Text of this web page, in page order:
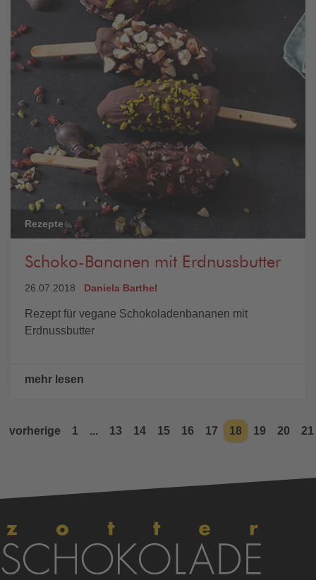
Rezepte
Schoko-Bananen mit Erdnussbutter
26.07.2018 Daniela Barthel
Rezept für vegane Schokoladenbananen mit
Erdnussbutter
mehr lesen
vorherige 1 ... 13 14 15 16 17 18 19 20 21